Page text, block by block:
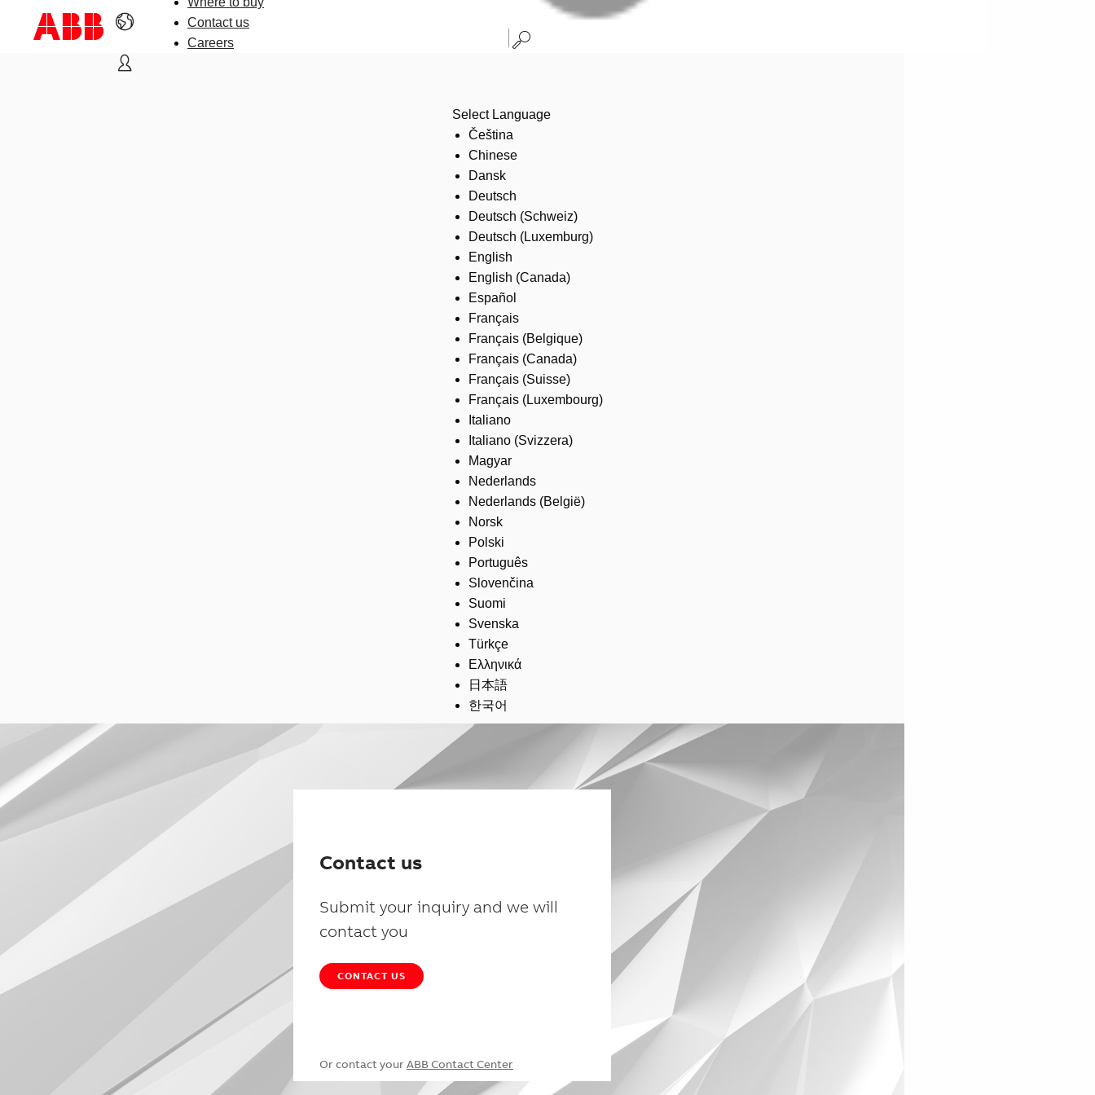
Contact us
Careers
Select Language
Čeština
Chinese
Dansk
Deutsch
Deutsch (Schweiz)
Deutsch (Luxemburg)
English
English (Canada)
Español
Français
Français (Belgique)
Français (Canada)
Français (Suisse)
Français (Luxembourg)
Italiano
Italiano (Svizzera)
Magyar
Nederlands
Nederlands (België)
Norsk
Polski
Português
Slovenčina
Suomi
Svenska
Türkçe
Ελληνικά
日本語
한국어
Contact us
Submit your inquiry and we will
contact you
CONTACT US
Or contact your ABB Contact Center